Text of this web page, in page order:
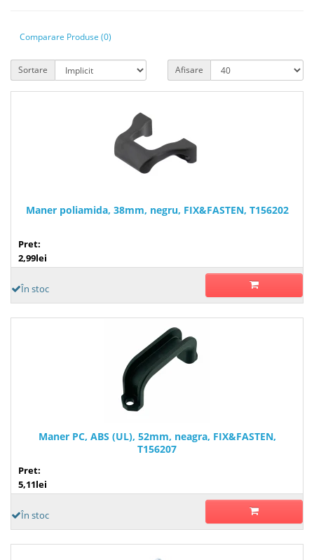
Comparare Produse (0)
Sortare Afisare
Maner poliamida, 38mm, negru, FIX&FASTEN, T156202
Pret:
2,99lei
În stoc
Maner PC, ABS (UL), 52mm, neagra, FIX&FASTEN,
T156207
Pret:
5,11lei
În stoc